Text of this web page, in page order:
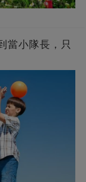
當小隊長，只